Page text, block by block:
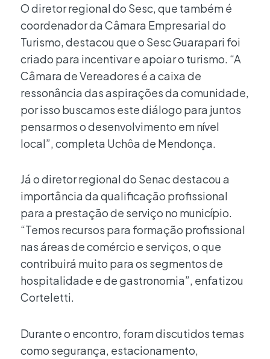
O diretor regional do Sesc, que também é
coordenador da Câmara Empresarial do
Turismo, destacou que o Sesc Guarapari foi
criado para incentivar e apoiar o turismo. “A
Câmara de Vereadores é a caixa de
ressonância das aspirações da comunidade,
por isso buscamos este diálogo para juntos
pensarmos o desenvolvimento em nível
local”, completa Uchôa de Mendonça.
Já o diretor regional do Senac destacou a
importância da qualificação profissional
para a prestação de serviço no município.
“Temos recursos para formação profissional
nas áreas de comércio e serviços, o que
contribuirá muito para os segmentos de
hospitalidade e de gastronomia”, enfatizou
Corteletti.
Durante o encontro, foram discutidos temas
como segurança, estacionamento,